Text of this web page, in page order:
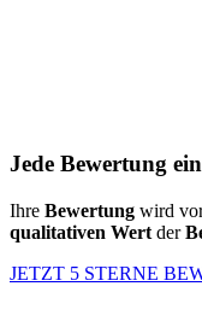
Jede Bewertung
Ihre Bewertung wird
qualitativen Wert der
JETZT 5 STERNE